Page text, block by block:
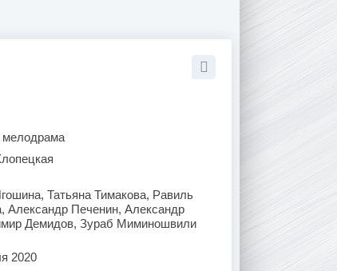
мелодрама
Татьяна Тимакова, Равиль
Александр Печенин, Александр
Демидов, Зураб Миминошвили
2020